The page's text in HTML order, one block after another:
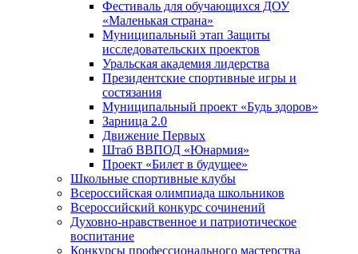
Фестиваль для обучающихся ДОУ
«Маленькая страна»
Муниципальный этап Защиты
исследовательских проектов
Уральская академия лидерства
Президентские спортивные игры и
состязания
Муниципальный проект «Будь здоров»
Зарница 2.0
Движение Первых
Штаб ВВПОД «Юнармия»
Проект «Билет в будущее»
Школьные спортивные клубы
Всероссийская олимпиада школьников
Всероссийский конкурс сочинений
Духовно-нравственное и патриотическое
воспитание
Конкурсы профессионального мастерства